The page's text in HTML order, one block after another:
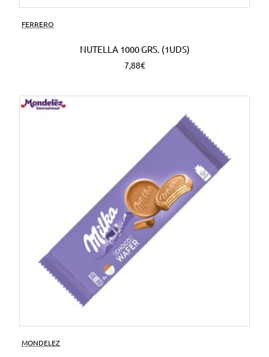
FERRERO
NUTELLA 1000 GRS. (1UDS)
7,88€
MONDELEZ